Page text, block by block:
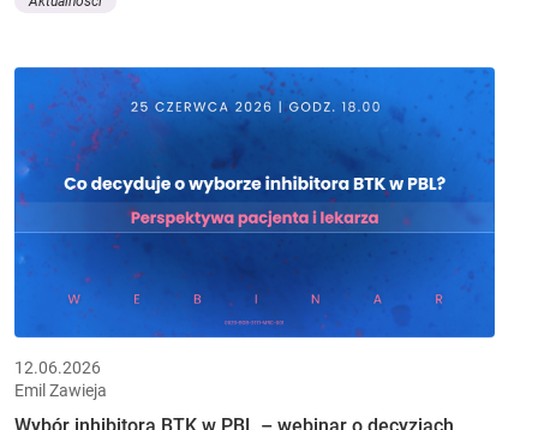
12.06.2026
Emil Zawieja
Wybór inhibitora BTK w PBL – webinar o decyzjach